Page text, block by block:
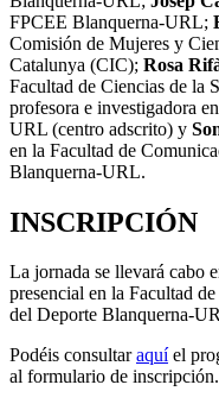
FPCEE Blanquerna-URL;
Comisión de Mujeres y
Catalunya (CIC); Rosa
Facultad de Ciencias de la
profesora e investigadora
URL (centro adscrito) y
en la Facultad de
Blanquerna-URL.
INSCRIPCIÓN
La jornada se llevará cabo
presencial en la Facultad
del Deporte Blanquerna-
Podéis consultaraquíel
al formulario de inscripción.